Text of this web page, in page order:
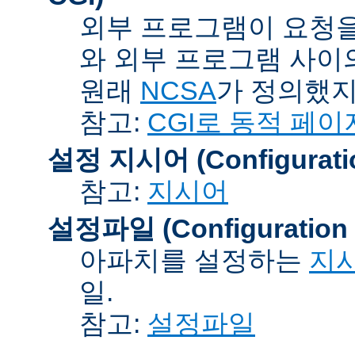
외부 프로그램이 요청
와 외부 프로그램 사
원래 NCSA가 정의했
참고: CGI로 동적 페이
설정 지시어
참고: 지시어
설정파일 (Configuration
아파치를 설정하는 지
일.
참고: 설정파일